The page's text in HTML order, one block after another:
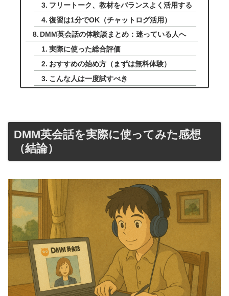
フリートーク、教材をバランスよく活用する
復習は1分でOK（チャットログ活用）
DMM英会話の体験談まとめ：迷っている人へ
実際に使った総合評価
おすすめの始め方（まずは無料体験）
こんな人は一度試すべき
DMM英会話を実際に使ってみた感想
（結論）